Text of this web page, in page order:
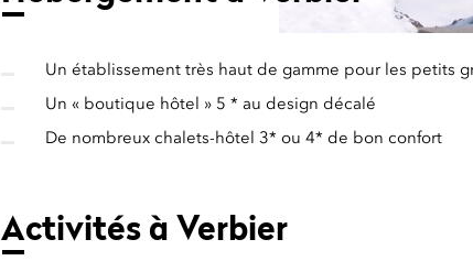
Un établissement très haut de gamme pour les petits
Un « boutique hôtel » 5 * au design décalé
De nombreux chalets-hôtel 3* ou 4* de bon confort
Activités à Verbier